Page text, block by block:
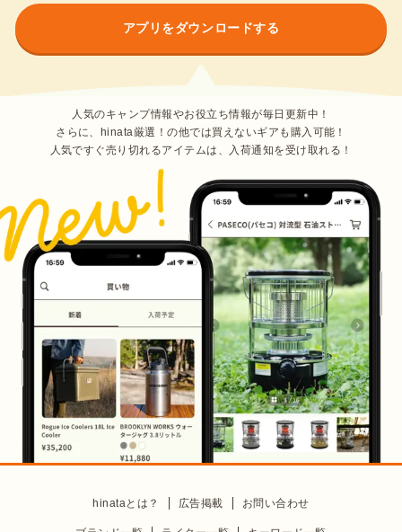
アプリをダウンロードする
人気のキャンプ情報やお役立ち情報が毎日更新中！
さらに、hinata厳選！の他では買えないギアも購入可能！
人気ですぐ売り切れるアイテムは、入荷通知を受け取れる！
hinataとは？ 広告掲載 お問い合わせ